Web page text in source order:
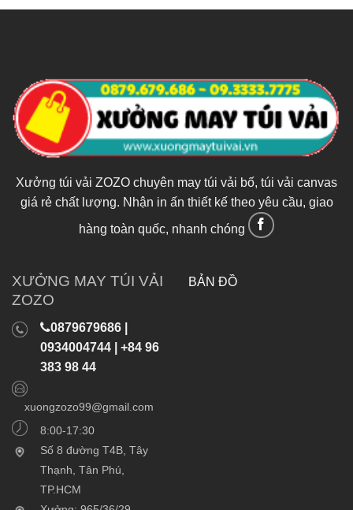
Xưởng túi vải ZOZO chuyên may túi vải bố, túi vải canvas
giá rẻ chất lượng. Nhận in ấn thiết kế theo yêu cầu, giao
hàng toàn quốc, nhanh chóng
XƯỞNG MAY TÚI VẢI
ZOZO
0879679686 |
0934004744 | +84 96
383 98 44
xuongzozo99@gmail.com
8:00-17:30
Số 8 đường T4B, Tây
Thạnh, Tân Phú,
TP.HCM
BẢN ĐỒ